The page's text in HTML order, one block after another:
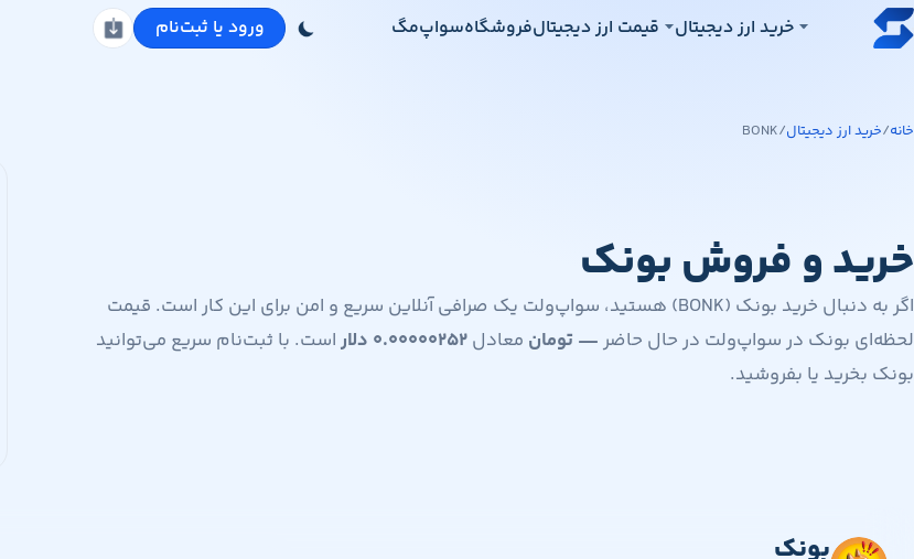
پرش به محتوای اصلیخرید ارز دیجیتال قیمت ارز دیجیتالفروشگاهسواپ‌مگ ورود یا ثبت‌نام
دانلود اپلیکیشن
خانه/خرید ارز دیجیتال/
BONK
خرید و فروش بونک
اگر به دنبال خرید بونک (BONK) هستید، سواپ‌ولت یک صرافی آنلاین سریع و امن برای این کار است. قیمت
لحظه‌ای بونک در سواپ‌ولت در حال حاضر — تومان معادل۰.۰۰۰۰۰۲۵۲ دلاراست. با ثبت‌نام سریع می‌توانید
بونک بخرید یا بفروشید.
بونک
۰.۰۰۰۰۰۲۵۲